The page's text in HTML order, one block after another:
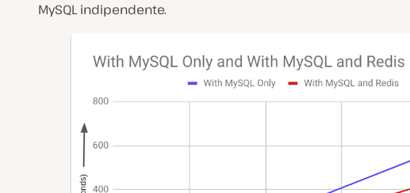
MySQL indipendente.